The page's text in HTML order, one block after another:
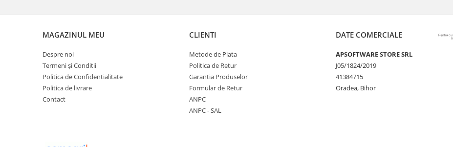
MAGAZINUL MEU
Despre noi
Termeni și Conditii
Politica de Confidentialitate
Politica de livrare
Contact
CLIENTI
Metode de Plata
Politica de Retur
Garantia Produselor
Formular de Retur
ANPC
ANPC - SAL
DATE COMERCIALE
APSOFTWARE STORE SRL
J05/1824/2019
41384715
Oradea, Bihor